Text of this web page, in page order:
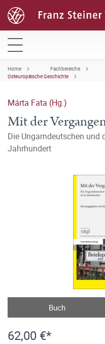
Home Fachbereiche
Osteuropäische Geschichte
Márta Fata (Hg.)
Mit der
Die Ungarndeutschen
Jahrhundert
Buch
62,00 €*